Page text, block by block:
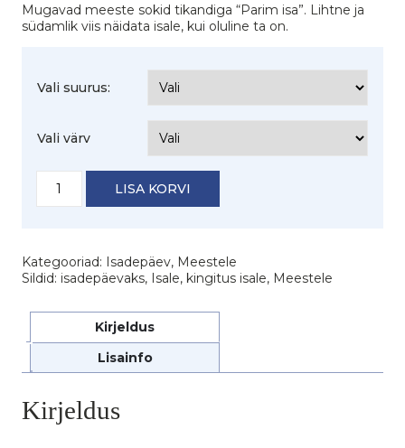
Mugavad meeste sokid tikandiga “Parim isa”. Lihtne ja
südamlik viis näidata isale, kui oluline ta on.
Vali suurus:
Vali värv
sokid
tikandiga
kogus
LISA KORVI
Kategooriad: Isadepäev, Meestele
Sildid: isadepäevaks, Isale, kingitus isale, Meestele
Kirjeldus
Lisainfo
Kirjeldus